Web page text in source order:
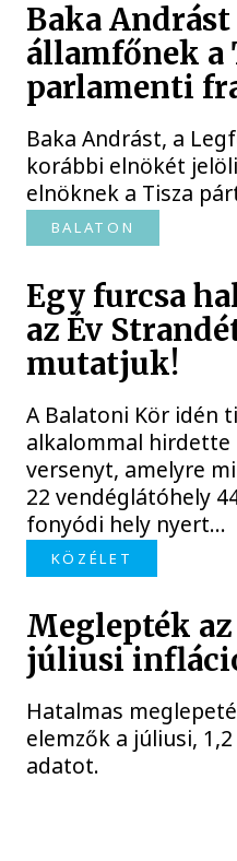
Baka
államfőnek a
parlamenti
Baka Andrást, a
korábbi elnökét
elnöknek a Tisza
BALATON
Egy furcsa
az Év
mutatjuk!
A Balatoni Kör idén
alkalommal hirdette
versenyt, amelyre
22 vendéglátóhely
fonyódi hely nyert...
KÖZÉLET
Meglepték
júliusi
Hatalmas
elemzők a júliusi,
adatot.